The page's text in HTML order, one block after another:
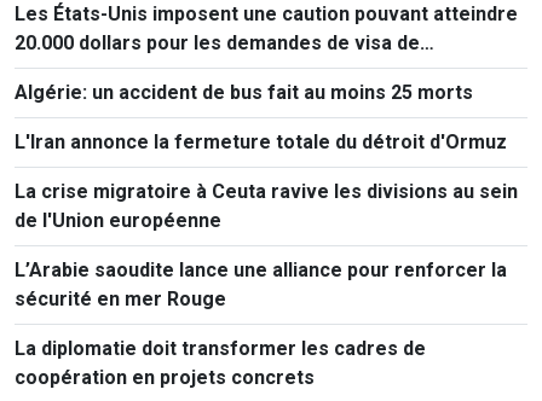
Les États-Unis imposent une caution pouvant atteindre
20.000 dollars pour les demandes de visa de
ressortissants de 50 pays
Algérie: un accident de bus fait au moins 25 morts
L'Iran annonce la fermeture totale du détroit d'Ormuz
La crise migratoire à Ceuta ravive les divisions au sein
de l'Union européenne
L’Arabie saoudite lance une alliance pour renforcer la
sécurité en mer Rouge
La diplomatie doit transformer les cadres de
coopération en projets concrets